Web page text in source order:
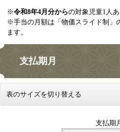
※令和8年4月分からの対象児童1人
※手当の月額は「物価スライド制」
ます。
支払期月
表のサイズを切り替える
支払期